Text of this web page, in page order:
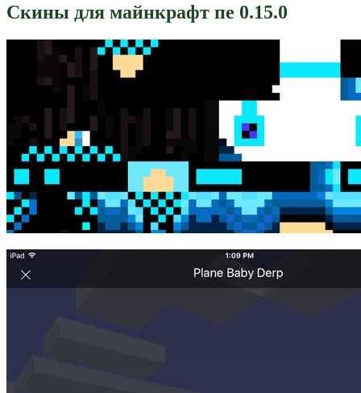
Скины для майнкрафт пе 0.15.0